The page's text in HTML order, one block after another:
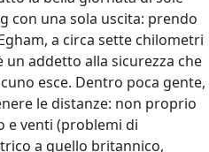
con una sola uscita: prendo
a circa sette chilometri
un addetto alla sicurezza che
esce. Dentro poca gente,
le distanze: non proprio
e venti (problemi di
a quello britannico,